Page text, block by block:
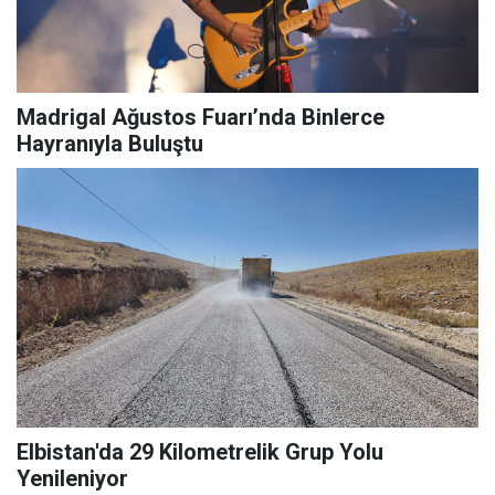
Madrigal Ağustos Fuarı’nda Binlerce
Hayranıyla Buluştu
Elbistan'da 29 Kilometrelik Grup Yolu
Yenileniyor